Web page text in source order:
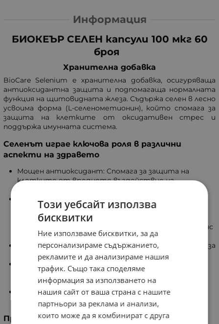
Информация
БИОКЕЪР СЕЛЕН капсули 100 мкг 60
броя
Хранителна добавка
BioCare Selenium е хранителна добавка, осигуряваща
антиоксидантна защита и подпомагаща нормалната
функция на щитовидната жлеза. Съдържа селен в лесно
усвоима форма (L-селенометионин), който спомага за
защита на клетките от оксидативен стрес и
поддържа имунната система.
Селенът играе ключова роля в различни
аспекти на здравето
Мощен антиоксидант: Спомага за защита на
клетките от вредното въздействие на
Допринася за нормалната функция на
щитовидната жлеза: Селенът е важен за
производството на хормони, участващи в
регулирането на метаболизма и енергийния баланс
в тялото.
В подкрепа на имунната система: Важен минерал за
поддържане на благосъстоянието на организма.
Подкрепя здравето на косата и ноктите:
Насърчава растежа на косата и здравината на
ноктите.
Поддържа сърдечносъдовото здраве и подпомага
когнитивните функции.
Предназначение
Този уебсайт използва
бисквитки
Ние използваме бисквитки, за да
персонализираме съдържанието,
рекламите и да анализираме нашия
трафик. Също така споделяме
информация за използването на
нашия сайт от ваша страна с нашите
партньори за реклама и анализи,
които може да я комбинират с друга